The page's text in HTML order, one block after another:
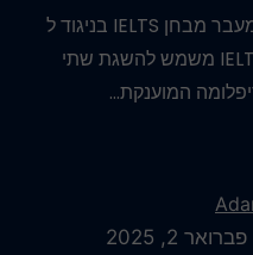
להצליח ב-IELTSכל הטיפים למעבר מבחן IELTS בניגוד ל
TOEFLוה-TOIEC, בדיקה IELTS משמש להשגת שתי
המוענקת…